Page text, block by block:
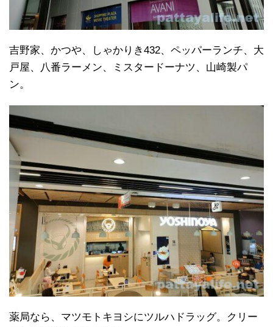
吉野家、かつや、しゃかりき432、ペッパーランチ、大
戸屋、八番ラーメン、ミスタードーナツ、山崎製パ
ン。
薬局なら、マツモトキヨシにツルハドラッグ。クリー